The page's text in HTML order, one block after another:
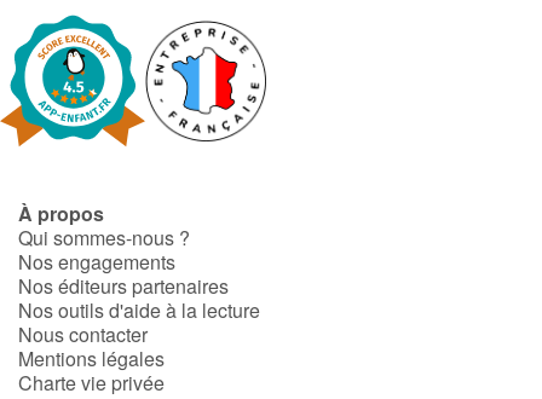
À propos
Qui sommes-nous ?
Nos engagements
Nos éditeurs partenaires
Nos outils d'aide à la lecture
Nous contacter
Mentions légales
Charte vie privée